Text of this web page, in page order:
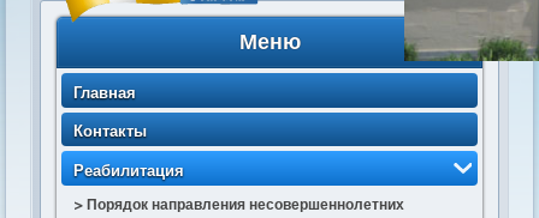
Меню
Главная
Контакты
Реабилитация
> Порядок направления несовершеннолетних